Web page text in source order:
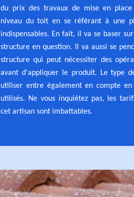
du prix des travaux de mise en
niveau du toit en se référant à une
indispensables. En fait, il va se baser
structure en question. Il va aussi se
structure qui peut nécessiter des
avant d'appliquer le produit. Le type
utiliser entre également en compte
utilisés. Ne vous inquiétez pas, les
cet artisan sont imbattables.